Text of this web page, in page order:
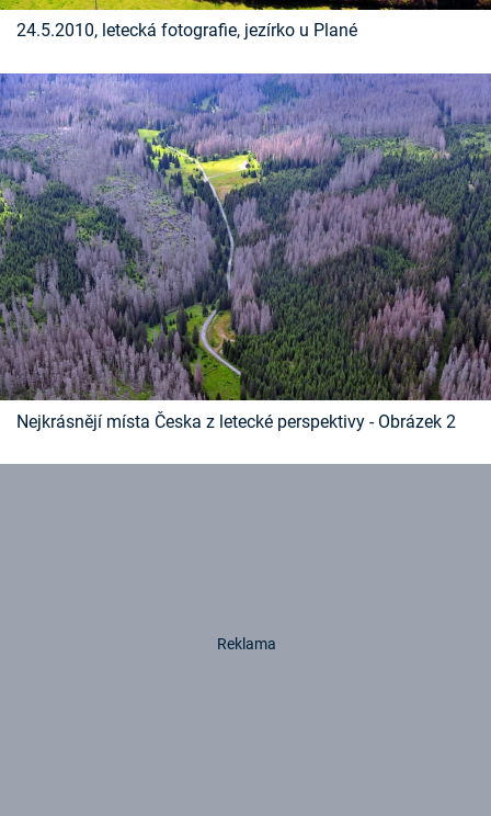
Časopis
Sledujte prima+
Přihlášení
Sledujte nás
24.5.2010, letecká fotografie, jezírko u Plané
Nejkrásnějí místa Česka z letecké perspektivy - Obrázek 2